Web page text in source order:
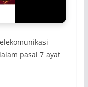
pasal 7 ayat